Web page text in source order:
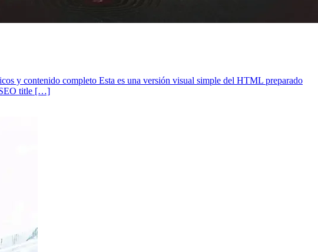
y contenido completo Esta es una versión visual simple del HTML preparado
SEO title […]